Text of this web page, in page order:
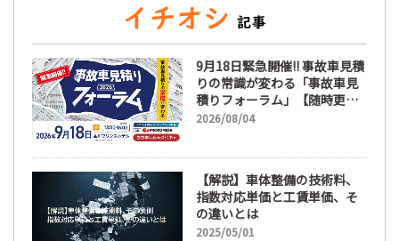
9月18日緊急開催!! 事故車見積
りの常識が変わる「事故車見
積りフォーラム」【随時更
新】
2026/08/04
【解説】車体整備の技術料、
指数対応単価と工賃単価、そ
の違いとは
2025/05/01